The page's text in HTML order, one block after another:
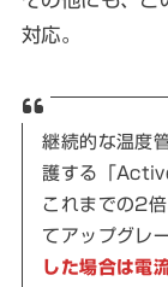
対応。
継続的な温度
護する「
これまでの2
てアップグレ
した場合は電